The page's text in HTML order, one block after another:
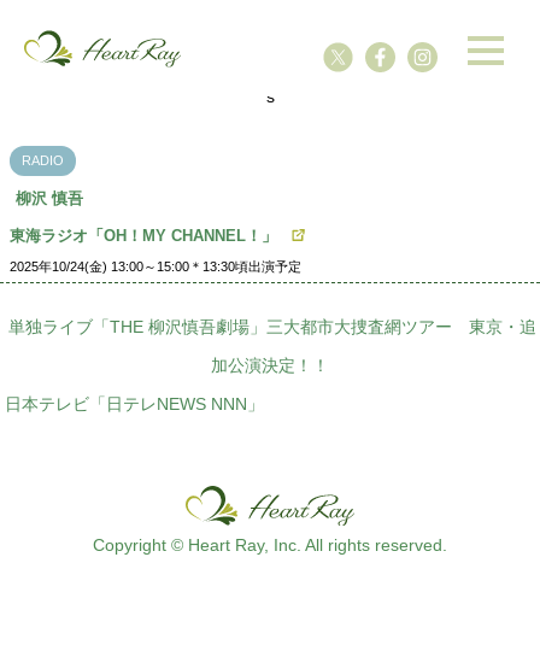
s
RADIO
柳沢 慎吾
東海ラジオ「OH！MY CHANNEL！」
2025年10/24(金) 13:00～15:00＊13:30頃出演予定
単独ライブ「THE 柳沢慎吾劇場」三大都市大捜査網ツアー 東京・追
加公演決定！！
日本テレビ「日テレNEWS NNN」
Copyright © Heart Ray, Inc. All rights reserved.